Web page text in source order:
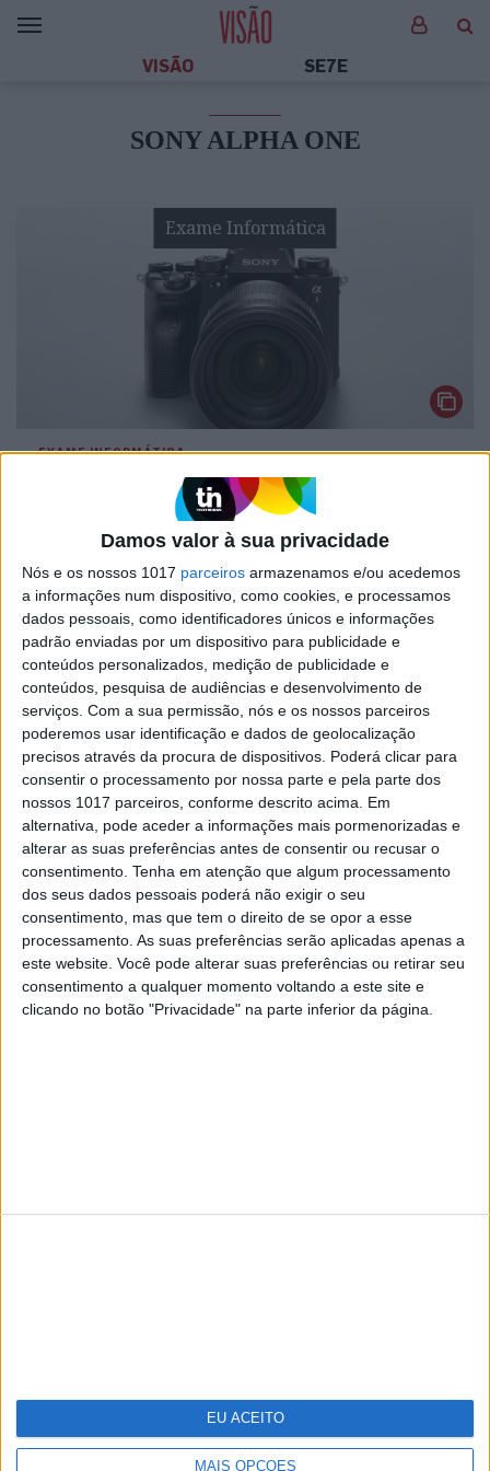
Damos valor à sua privacidade
Nós e os nossos 1017 parceiros armazenamos e/ou acedemos
a informações num dispositivo, como cookies, e processamos
dados pessoais, como identificadores únicos e informações
padrão enviadas por um dispositivo para publicidade e
conteúdos personalizados, medição de publicidade e
conteúdos, pesquisa de audiências e desenvolvimento de
serviços. Com a sua permissão, nós e os nossos parceiros
poderemos usar identificação e dados de geolocalização
precisos através da procura de dispositivos. Poderá clicar para
consentir o processamento por nossa parte e pela parte dos
nossos 1017 parceiros, conforme descrito acima. Em
alternativa, pode aceder a informações mais pormenorizadas e
alterar as suas preferências antes de consentir ou recusar o
consentimento. Tenha em atenção que algum processamento
dos seus dados pessoais poderá não exigir o seu
consentimento, mas que tem o direito de se opor a esse
processamento. As suas preferências serão aplicadas apenas a
este website. Você pode alterar suas preferências ou retirar seu
consentimento a qualquer momento voltando a este site e
clicando no botão "Privacidade" na parte inferior da página.
MAIS OPÇÕES
EU ACEITO
VISÃO SE7E
SONY ALPHA ONE
Exame Informática
EXAME INFORMÁTICA
Sony Alpha 1: Sensor de 50 MP, vídeo
8K e um sem fim de especificações
de topo
Marca japonesa reforça aposta no segmento
profissional de topo com um equipamento que
engloba características avançadas para quase
todas as tipologias de fotografia e vídeo, do
desporto, às imagens de natureza, fotojornalismo
e produções comerciais
SITES DO GRUPO TRUST IN NEWS
Visão Visão Se7e